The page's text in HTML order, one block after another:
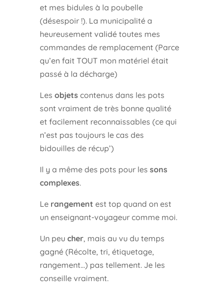
et mes bidules à la poubelle
(désespoir !). La municipalité a
heureusement validé toutes mes
commandes de remplacement (Parce
qu’en fait TOUT mon matériel était
passé à la décharge)
Les objets contenus dans les pots
sont vraiment de très bonne qualité
et facilement reconnaissables (ce qui
n’est pas toujours le cas des
bidouilles de récup’)
Il y a même des pots pour les sons
complexes.
Le rangement est top quand on est
un enseignant-voyageur comme moi.
Un peu cher, mais au vu du temps
gagné (Récolte, tri, étiquetage,
rangement…) pas tellement. Je les
conseille vraiment.